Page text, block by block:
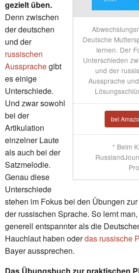
Deutsche
lernen. Der
Unterschieden
und der
Aussprache
bei
* Beim
gezielt üben.
Denn zwischen
der deutschen
und der
russischen
Aussprachegibt
es einige
Unterschiede.
Und zwar sowohl
bei der
Artikulation
einzelner Laute
als auch bei der
Satzmelodie.
Genau diese
Unterschiede
stehen im Fokus bei den Übungen
der russischen Sprache. So lernt
generell entspannter als die
Hauchlaut haben oderdas russische
Bayer aussprechen.
Das Übungsbuch zur praktischen